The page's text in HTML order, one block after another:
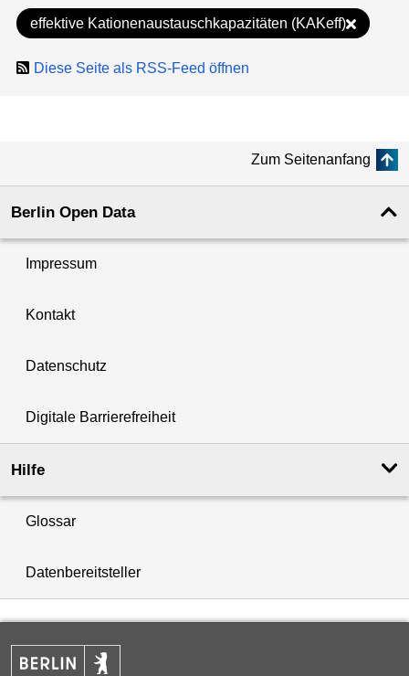
effektive Kationenaustauschkapazitäten (KAKeff)
Diese Seite als RSS-Feed öffnen
Zum Seitenanfang
Berlin Open Data
Impressum
Kontakt
Datenschutz
Digitale Barrierefreiheit
Hilfe
Glossar
Datenbereitsteller